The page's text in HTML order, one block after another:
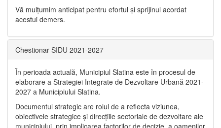
Vă mulţumim anticipat pentru efortul şi sprijinul acordat
acestui demers.
Chestionar SIDU 2021-2027
În perioada actuală, Municipiul Slatina este în procesul de
elaborare a Strategiei Integrate de Dezvoltare Urbană 2021‐
2027 a Municipiului Slatina.
Documentul strategic are rolul de a reflecta viziunea,
obiectivele strategice și direcțiile sectoriale de dezvoltare ale
municipiului, prin implicarea factorilor de decizie, a oamenilor